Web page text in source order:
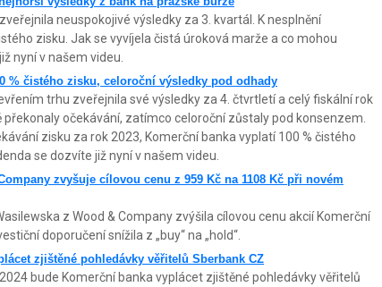
neuspokojivé výsledky za 3. kvartál. K nesplnění
zisku. Jak se vyvíjela čistá úroková marže a co mohou
nyní v našem videu.
% čistého zisku, celoroční výsledky pod odhady
trhu zveřejnila své výsledky za 4. čtvrtletí a celý fiskální rok
překonaly očekávání, zatímco celoroční zůstaly pod konsenzem.
zisku za rok 2023, Komerční banka vyplatí 100 % čistého
se dozvíte již nyní v našem videu.
zvyšuje cílovou cenu z 959 Kč na 1108 Kč při novém
z Wood & Company zvýšila cílovou cenu akcií Komerční
doporučení snížila z „buy“ na „hold“.
zjištěné pohledávky věřitelů Sberbank CZ
bude Komerční banka vyplácet zjištěné pohledávky věřitelů